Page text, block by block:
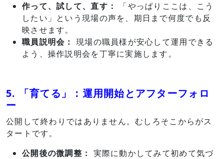
作って、試して、直す：
「やっぱりここは、こう
したい」という現場の声を、期日まで何度でも反
映させます。
職員説明会： 現場の職員様が安心して運用できる
よう、操作説明会を丁寧に実施します。
5. 「育てる」：運用開始とアフターフォロ
ー
公開して終わりではありません。むしろそこからがス
タートです。
公開後の微調整： 実際に動かしてみて初めて気づ